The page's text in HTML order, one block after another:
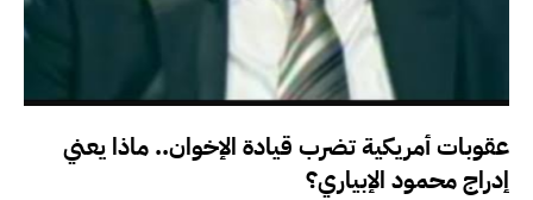
عقوبات أمريكية تضرب قيادة الإخوان.. ماذا يعني
إدراج محمود الإبياري؟